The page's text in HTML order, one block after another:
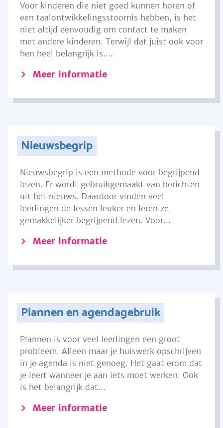
Voor kinderen die niet goed kunnen horen of
een taalontwikkelingsstoornis hebben, is het
niet altijd eenvoudig om contact te maken
met andere kinderen. Terwijl dat juist ook voor
hen heel belangrijk is....
Meer informatie
Nieuwsbegrip
Nieuwsbegrip is een methode voor begrijpend
lezen. Er wordt gebruikgemaakt van berichten
uit het nieuws. Daardoor vinden veel
leerlingen de lessen leuker en leren ze
gemakkelijker begrijpend lezen. Voor...
Meer informatie
Plannen en agendagebruik
Plannen is voor veel leerlingen een groot
probleem. Alleen maar je huiswerk opschrijven
in je agenda is niet genoeg. Het gaat erom dat
je leert wanneer je aan iets moet werken. Ook
is het belangrijk dat...
Meer informatie